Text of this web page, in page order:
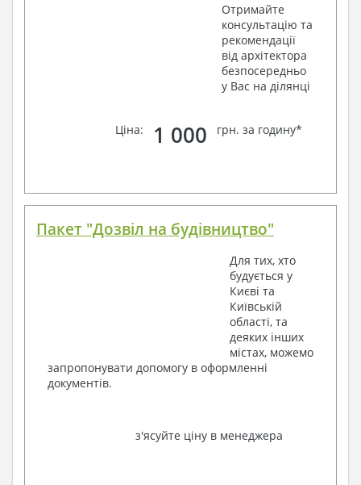
Отримайте
консультацію та
рекомендації
від архітектора
безпосередньо
у Вас на ділянці
Ціна: 1 000 грн. за годину*
Пакет "Дозвіл на будівництво"
Для тих, хто
будується у
Києві та
Київській
області, та
деяких інших
містах, можемо
запропонувати допомогу в оформленні
документів.
з'ясуйте ціну в менеджера